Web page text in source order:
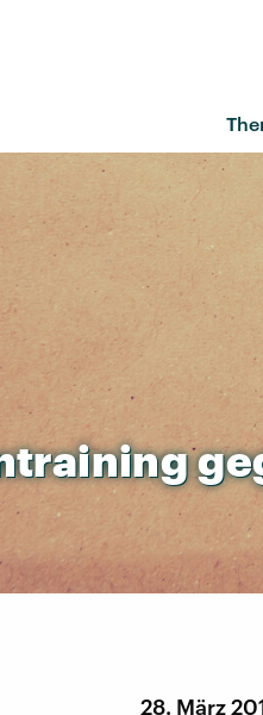
28. März